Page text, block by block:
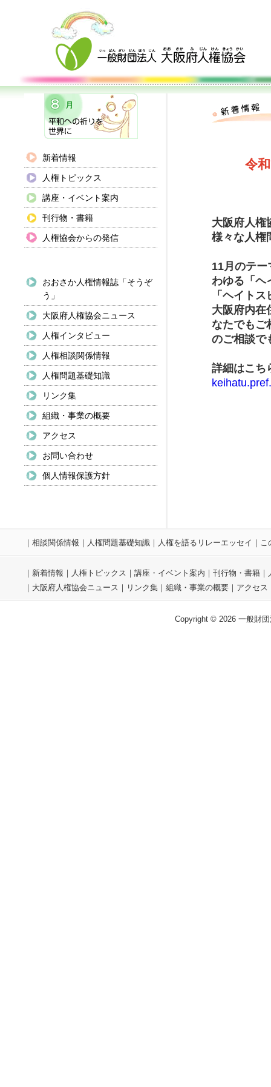
新着情報
人権トピックス
講座・イベント案内
刊行物・書籍
人権協会からの発信
おおさか人権情報誌「そうぞ
う」
大阪府人権協会ニュース
人権インタビュー
人権相談関係情報
人権問題基礎知識
リンク集
組織・事業の概要
アクセス
お問い合わせ
個人情報保護方針
令
大阪府人権
様々な人権
11月のテ
わゆる「ヘ
「ヘイト
大阪府内在
なたでもご
のご相談で
詳細はこち
｜ 相談関係情報 ｜ 人権問題基礎知識 ｜ 人権を語るリレーエッセイ ｜ こ
｜ 新着情報 ｜ 人権トピックス ｜ 講座・イベント案内 ｜ 刊行物・書籍 ｜
｜ 大阪府人権協会ニュース ｜ リンク集 ｜ 組織・事業の概要 ｜ アクセス
Copyright © 2026 一般財